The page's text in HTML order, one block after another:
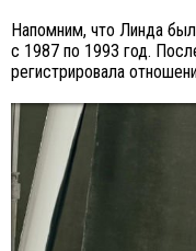
Напомним, что Линда
с 1987 по 1993 год.
регистрировала